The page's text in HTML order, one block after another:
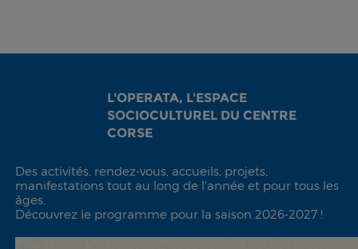
L'OPERATA, L'ESPACE
SOCIOCULTUREL DU CENTRE
CORSE
Des activités, rendez-vous, accueils, projets,
manifestations tout au long de l'année et pour tous les
âges.
Découvrez le programme pour la saison 2026-2027 !